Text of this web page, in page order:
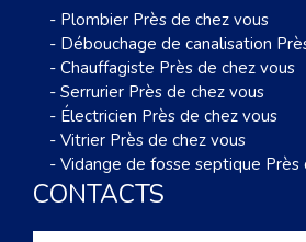
- Plombier Près de chez vous
- Débouchage de canalisation
- Chauffagiste Près de chez vous
- Serrurier Près de chez vous
- Électricien Près de chez vous
- Vitrier Près de chez vous
- Vidange de fosse septique Près
CONTACTS